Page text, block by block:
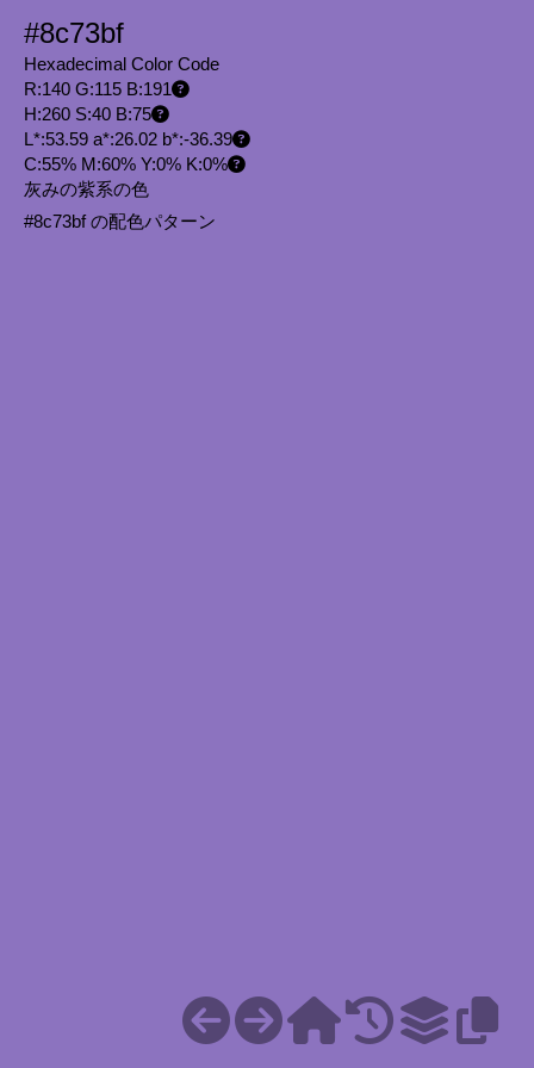
#8c73bf
Hexadecimal Color Code
R:140 G:115 B:191
H:260 S:40 B:75
L*:53.59 a*:26.02 b*:-36.39
C:55% M:60% Y:0% K:0%
灰みの紫系の色
#8c73bf の配色パターン